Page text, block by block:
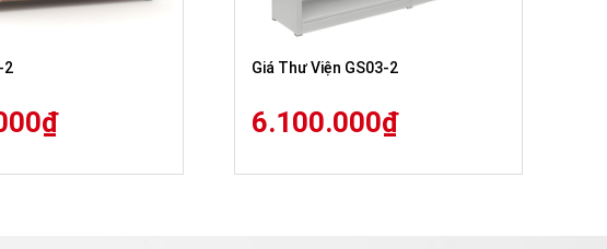
2
₫
Giá Thư Viện GS03-2
6.100.000₫